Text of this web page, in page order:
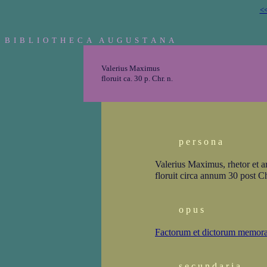
B I B L I O T H E C A A U G U S T A N A
Valerius Maximus
floruit ca. 30 p. Chr. n.
p e r s o n a
Valerius Maximus, rhetor et
floruit circa annum 30 post
o p u s
Factorum et dictorum